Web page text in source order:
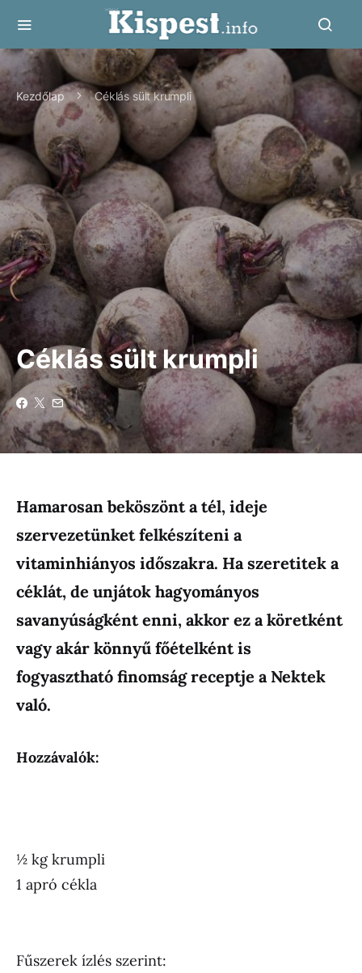
Kezdőlap Céklás sült krumpli
Céklás sült krumpli
Hamarosan beköszönt a tél, ideje
szervezetünket felkészíteni a
vitaminhiányos időszakra. Ha szeretitek a
céklát, de unjátok hagyományos
savanyúságként enni, akkor ez a köretként
vagy akár könnyű főételként is
fogyasztható finomság receptje a Nektek
való.
Hozzávalók:
½ kg krumpli
1 apró cékla
Fűszerek ízlés szerint: